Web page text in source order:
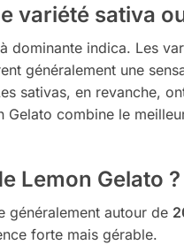
variété sativa
dominante indica. Les
généralement une
sativas, en revanche,
combine le
Lemon Gelato ?
généralement autour de
forte mais gérable.